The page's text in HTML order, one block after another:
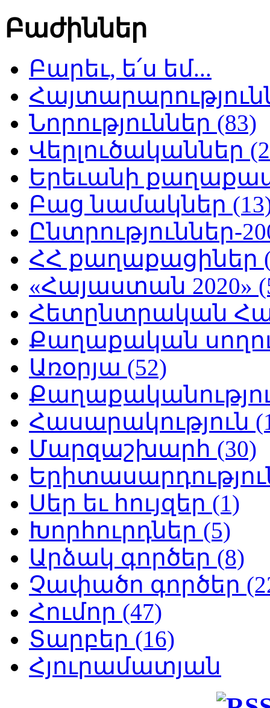
Բաժիններ
Բարեւ, ե՛ս եմ...
Նորություններ (83)
Վերլուծականներ
Երեւանի
Բաց նամակներ
Ընտրություններ-
ՀՀ քաղաքացիներ
«Հայաստան 2020»
Հետընտրական
Քաղաքական
Առօրյա (52)
Հասարակություն
Մարզաշխարհ (30)
Սեր եւ հույզեր (1)
Խորհուրդներ (5)
Արձակ գործեր (8)
Չափածո գործեր
Հումոր (47)
Տարբեր (16)
Հյուրամատյան